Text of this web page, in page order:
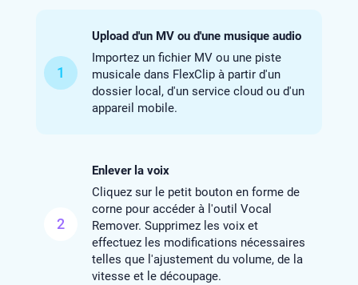
1
Upload d'un MV ou d'une musique audio
Importez un fichier MV ou une piste
musicale dans FlexClip à partir d'un
dossier local, d'un service cloud ou d'un
appareil mobile.
2
Enlever la voix
Cliquez sur le petit bouton en forme de
corne pour accéder à l'outil Vocal
Remover. Supprimez les voix et
effectuez les modifications nécessaires
telles que l'ajustement du volume, de la
vitesse et le découpage.